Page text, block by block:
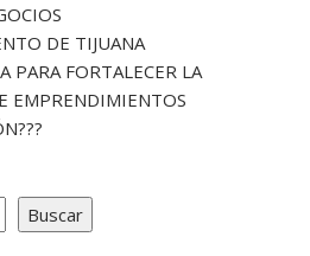
DE TIJUANA
PARA FORTALECER LA
EMPRENDIMIENTOS
Buscar